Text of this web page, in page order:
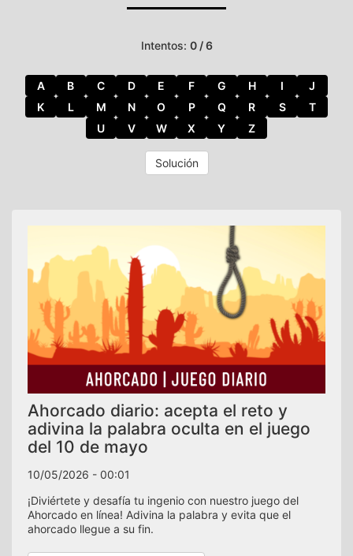
Intentos: 0 / 6
A B C D E F G H I
J
K
L M N O P Q R S
T
U
V W X Y Z
Solución
Ahorcado diario: acepta el reto y
adivina la palabra oculta en el juego
del 10 de mayo
10/05/2026 - 00:01
¡Diviértete y desafía tu ingenio con nuestro juego del
Ahorcado en línea! Adivina la palabra y evita que el
ahorcado llegue a su fin.